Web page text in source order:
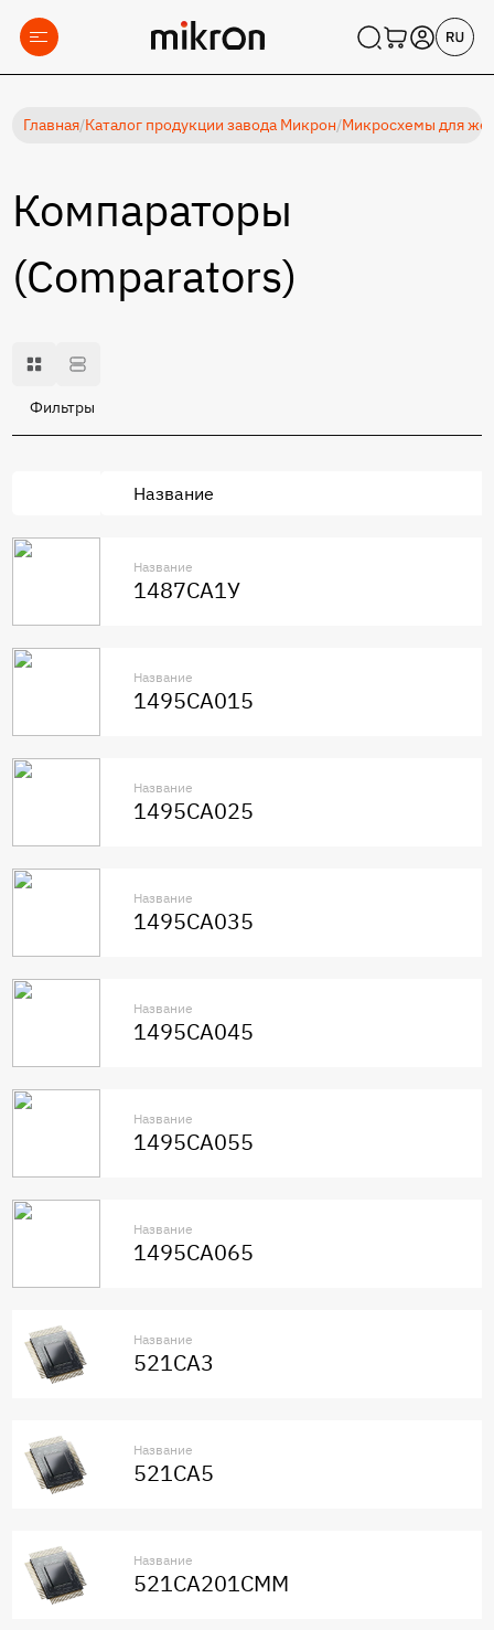
Главная/Каталог продукции завода Микрон/Микросхемы для
Компараторы
(Comparators)
Фильтры
Название
Название
1487СА1У
Название
1495СА015
Название
1495СА025
Название
1495СА035
Название
1495СА045
Название
1495СА055
Название
1495СА065
Название
521СА3
Название
521СА5
Название
521СА201СММ